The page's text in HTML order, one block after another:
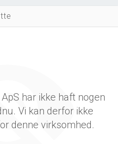
har ikke haft nogen
Vi kan derfor ikke
denne virksomhed.